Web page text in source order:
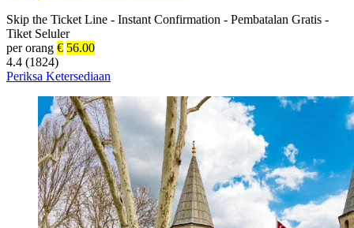
Skip the Ticket Line - Instant Confirmation - Pembatalan Gratis -
Tiket Seluler
per orang € 56.00
4.4 (1824)
Periksa Ketersediaan